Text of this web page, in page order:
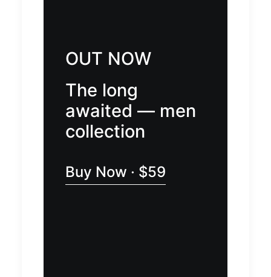
OUT NOW
The long
awaited — men
collection
Buy Now · $59